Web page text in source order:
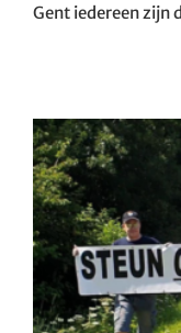
Gent iedereen zijn